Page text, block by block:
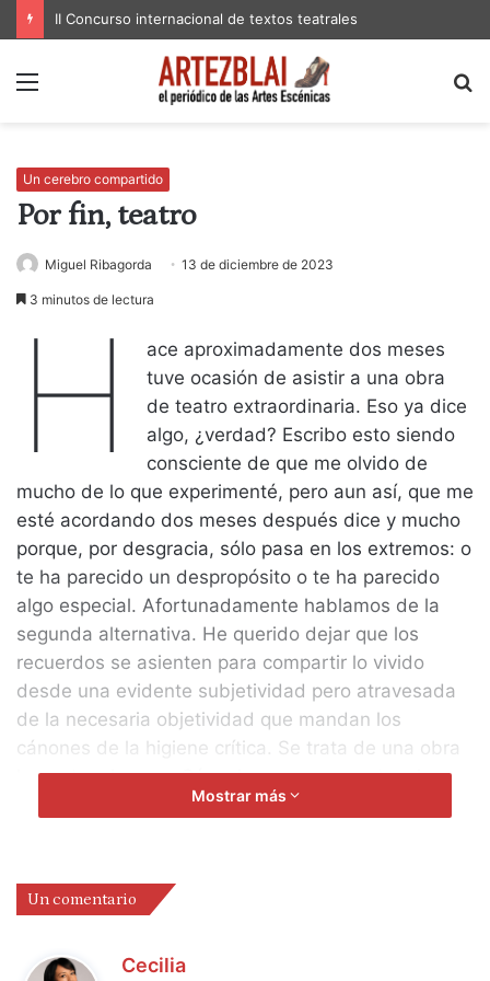
II Concurso internacional de textos teatrales
Menú
Un cerebro compartido
Por fin, teatro
Miguel Ribagorda 13 de diciembre de 2023
3 minutos de lectura
H
ace aproximadamente dos meses
tuve ocasión de asistir a una obra
de teatro extraordinaria. Eso ya dice
algo, ¿verdad? Escribo esto siendo
consciente de que me olvido de
mucho de lo que experimenté, pero aun así, que me
esté acordando dos meses después dice y mucho
porque, por desgracia, sólo pasa en los extremos: o
te ha parecido un despropósito o te ha parecido
algo especial. Afortunadamente hablamos de la
segunda alternativa. He querido dejar que los
recuerdos se asienten para compartir lo vivido
desde una evidente subjetividad pero atravesada
de la necesaria objetividad que mandan los
cánones de la higiene crítica. Se trata de una obra
larga, tres horas. ¿Cómo hacer que esas tres horas
de espectáculo no cansen? En mi opinión, haciendo
de creación y por supuesto con un elenco y una
dramaturgia a la altura. Evidente, pensarás, lector,
una rara avis esta producción gallega programada
Mostrar más
Un comentario
Cecilia